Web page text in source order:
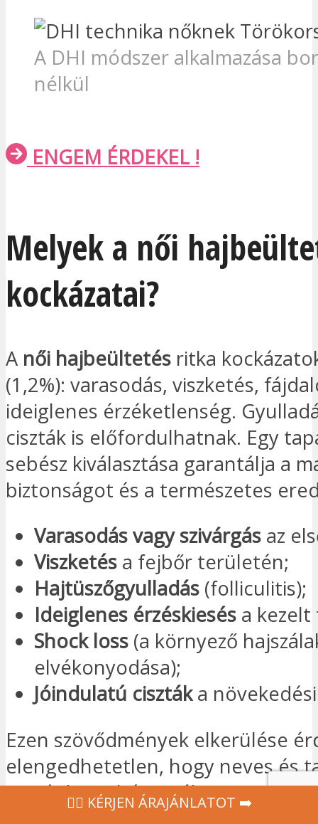
A DHI módszer alkalmazása
nélkül
ENGEM ÉRDEKEL !
Melyek a női
kockázatai?
A női hajbeültetés ritka
(1,2%): varasodás, viszketés,
ideiglenes érzéketlenség.
ciszták is előfordulhatnak. Egy
sebész kiválasztása garantálja a
biztonságot és a természetes
Varasodás vagy szivárgás az
Viszketés a fejbőr területén;
Hajtüszőgyulladás (folliculitis);
Ideiglenes érzéskiesés a
Shock loss (a környező
elvékonyodása);
Jóindulatú cisztáka
Ezen szövődmények elkerülése
elengedhetetlen, hogy neves és
esztétikai sebészt válasszon
garantálja a tökéletes aszepszist
‍👩‍⚕ KÉRJEN ÁRAJÁNLATOT ➡️